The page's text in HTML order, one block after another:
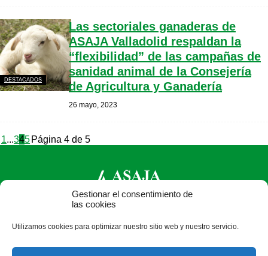
Gestionar el consentimiento de
las cookies
Utilizamos cookies para optimizar nuestro sitio web y nuestro servicio.
DESTACADOS
Las sectoriales ganaderas de
ASAJA Valladolid respaldan la
“flexibilidad” de las campañas de
sanidad animal de la Consejería
de Agricultura y Ganadería
26 mayo, 2023
1...345 Página 4 de 5
+34 983 203 371 · Fax: +34 983 391 511 ·